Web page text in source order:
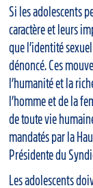
Si les adolescents
caractère et leurs
que l’identité
dénoncé. Ces
l’humanité et la
l’homme et de la
de toute vie
mandatés par la
Présidente du
Les adolescents